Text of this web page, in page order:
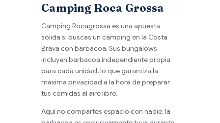
Camping Roca Grossa
Camping Rocagrossa es una apuesta
sólida si buscas un camping en la Costa
Brava con barbacoa. Sus bungalows
incluyen barbacoa independiente propia
para cada unidad, lo que garantiza la
máxima privacidad a la hora de preparar
tus comidas al aire libre.
Aquí no compartes espacio con nadie: la